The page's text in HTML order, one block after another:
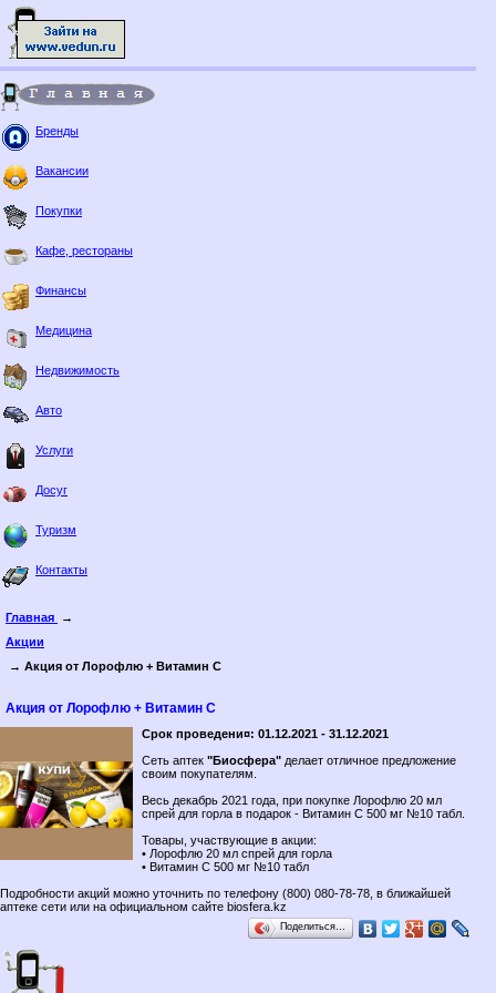
Бренды
Вакансии
Покупки
Кафе, рестораны
Финансы
Медицина
Недвижимость
Авто
Услуги
Досуг
Туризм
Контакты
Главная
→
Акции
→ Акция от Лорофлю + Витамин С
Акция от Лорофлю + Витамин С
Срок проведени¤: 01.12.2021 - 31.12.2021
Сеть аптек "Биосфера" делает отличное предложение
своим покупателям.
Весь декабрь 2021 года, при покупке Лорофлю 20 мл
спрей для горла в подарок - Витамин С 500 мг №10 табл.
Товары, участвующие в акции:
• Лорофлю 20 мл спрей для горла
• Витамин С 500 мг №10 табл
Подробности акций можно уточнить по телефону (800) 080-78-78, в ближайшей
аптеке сети или на официальном сайте biosfera.kz
Поделиться…